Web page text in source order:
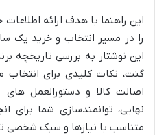
این راهنما با هدف ارائه
را در مسیر انتخاب و خرید یک
این نوشتار به بررسی تاریخچه
گنت، نکات کلیدی برای
اصالت کالا و دستورالعمل
نهایی، توانمندسازی شما برای
متناسب با نیازها و سبک شخصی